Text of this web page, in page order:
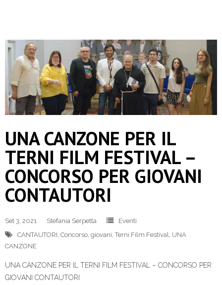
UNA CANZONE PER IL
TERNI FILM FESTIVAL –
CONCORSO PER GIOVANI
CONTAUTORI
Set 3, 2021 Stefania Serpetta
Eventi
CANTAUTORI Concorso giovani ,Terni Film Festival
UNA
CANZONE
UNA CANZONE PER IL TERNI FILM FESTIVAL – CONCORSO PER
GIOVANI CONTAUTORI